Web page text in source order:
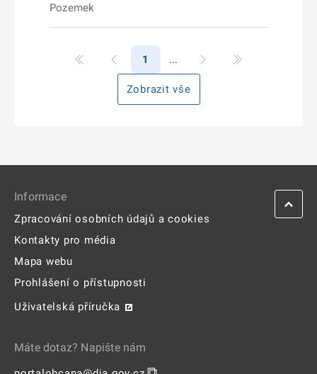
Pozemek
Zobrazit vše
1
Informace
Zpracování osobních údajů a cookies
Kontakty pro média
Mapa webu
Prohlášení o přístupnosti
Uživatelská příručka
Máte dotaz? Napište nám